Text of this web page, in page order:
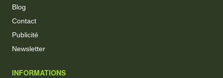
Blog
Contact
Publicité
Newsletter
INFORMATIONS